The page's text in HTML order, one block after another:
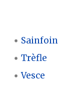
Sainfoin
Trèfle
Vesce